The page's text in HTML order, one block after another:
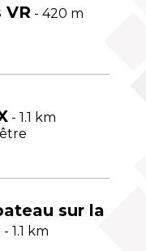
VR - 420 m
- 1.1 km
sur la
- 1.1 km